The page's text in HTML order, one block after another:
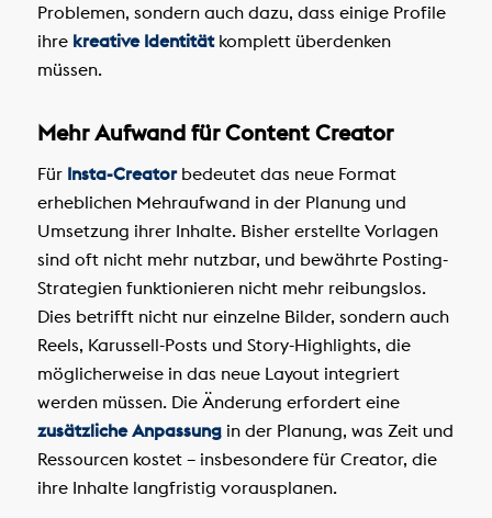
Problemen, sondern auch dazu, dass einige Profile
ihre kreative Identitätkomplett überdenken
müssen.
Mehr Aufwand für Content Creator
Für Insta-Creatorbedeutet das neue Format
erheblichen Mehraufwand in der Planung und
Umsetzung ihrer Inhalte. Bisher erstellte Vorlagen
sind oft nicht mehr nutzbar, und bewährte Posting-
Strategien funktionieren nicht mehr reibungslos.
Dies betrifft nicht nur einzelne Bilder, sondern auch
Reels, Karussell-Posts und Story-Highlights, die
möglicherweise in das neue Layout integriert
werden müssen. Die Änderung erfordert eine
zusätzliche Anpassungin der Planung, was Zeit und
Ressourcen kostet – insbesondere für Creator, die
ihre Inhalte langfristig vorausplanen.